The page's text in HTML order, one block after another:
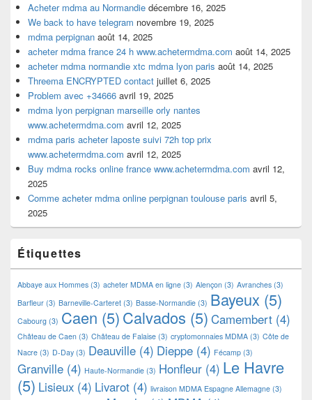
Acheter mdma au Normandie décembre 16, 2025
We back to have telegram novembre 19, 2025
mdma perpignan août 14, 2025
acheter mdma france 24 h www.achetermdma.com août 14, 2025
acheter mdma normandie xtc mdma lyon paris août 14, 2025
Threema ENCRYPTED contact juillet 6, 2025
Problem avec +34666 avril 19, 2025
mdma lyon perpignan marseille orly nantes
www.achetermdma.com avril 12, 2025
mdma paris acheter laposte suivi 72h top prix
www.achetermdma.com avril 12, 2025
Buy mdma rocks online france www.achetermdma.com avril 12,
2025
Comme acheter mdma online perpignan toulouse paris avril 5,
2025
Étiquettes
Abbaye aux Hommes (3) acheter MDMA en ligne (3) Alençon (3) Avranches (3)
Barfleur (3) Barneville-Carteret (3) Basse-Normandie (3) Bayeux (5)
Cabourg (3) Caen (5)Calvados (5) Camembert (4)
Château de Caen (3) Château de Falaise (3) cryptomonnaies MDMA (3) Côte de
Nacre (3) D-Day (3) Deauville (4) Dieppe (4) Fécamp (3)
Granville (4) Haute-Normandie (3) Honfleur (4) Le Havre
(5) Lisieux (4) Livarot (4) livraison MDMA Espagne Allemagne (3)